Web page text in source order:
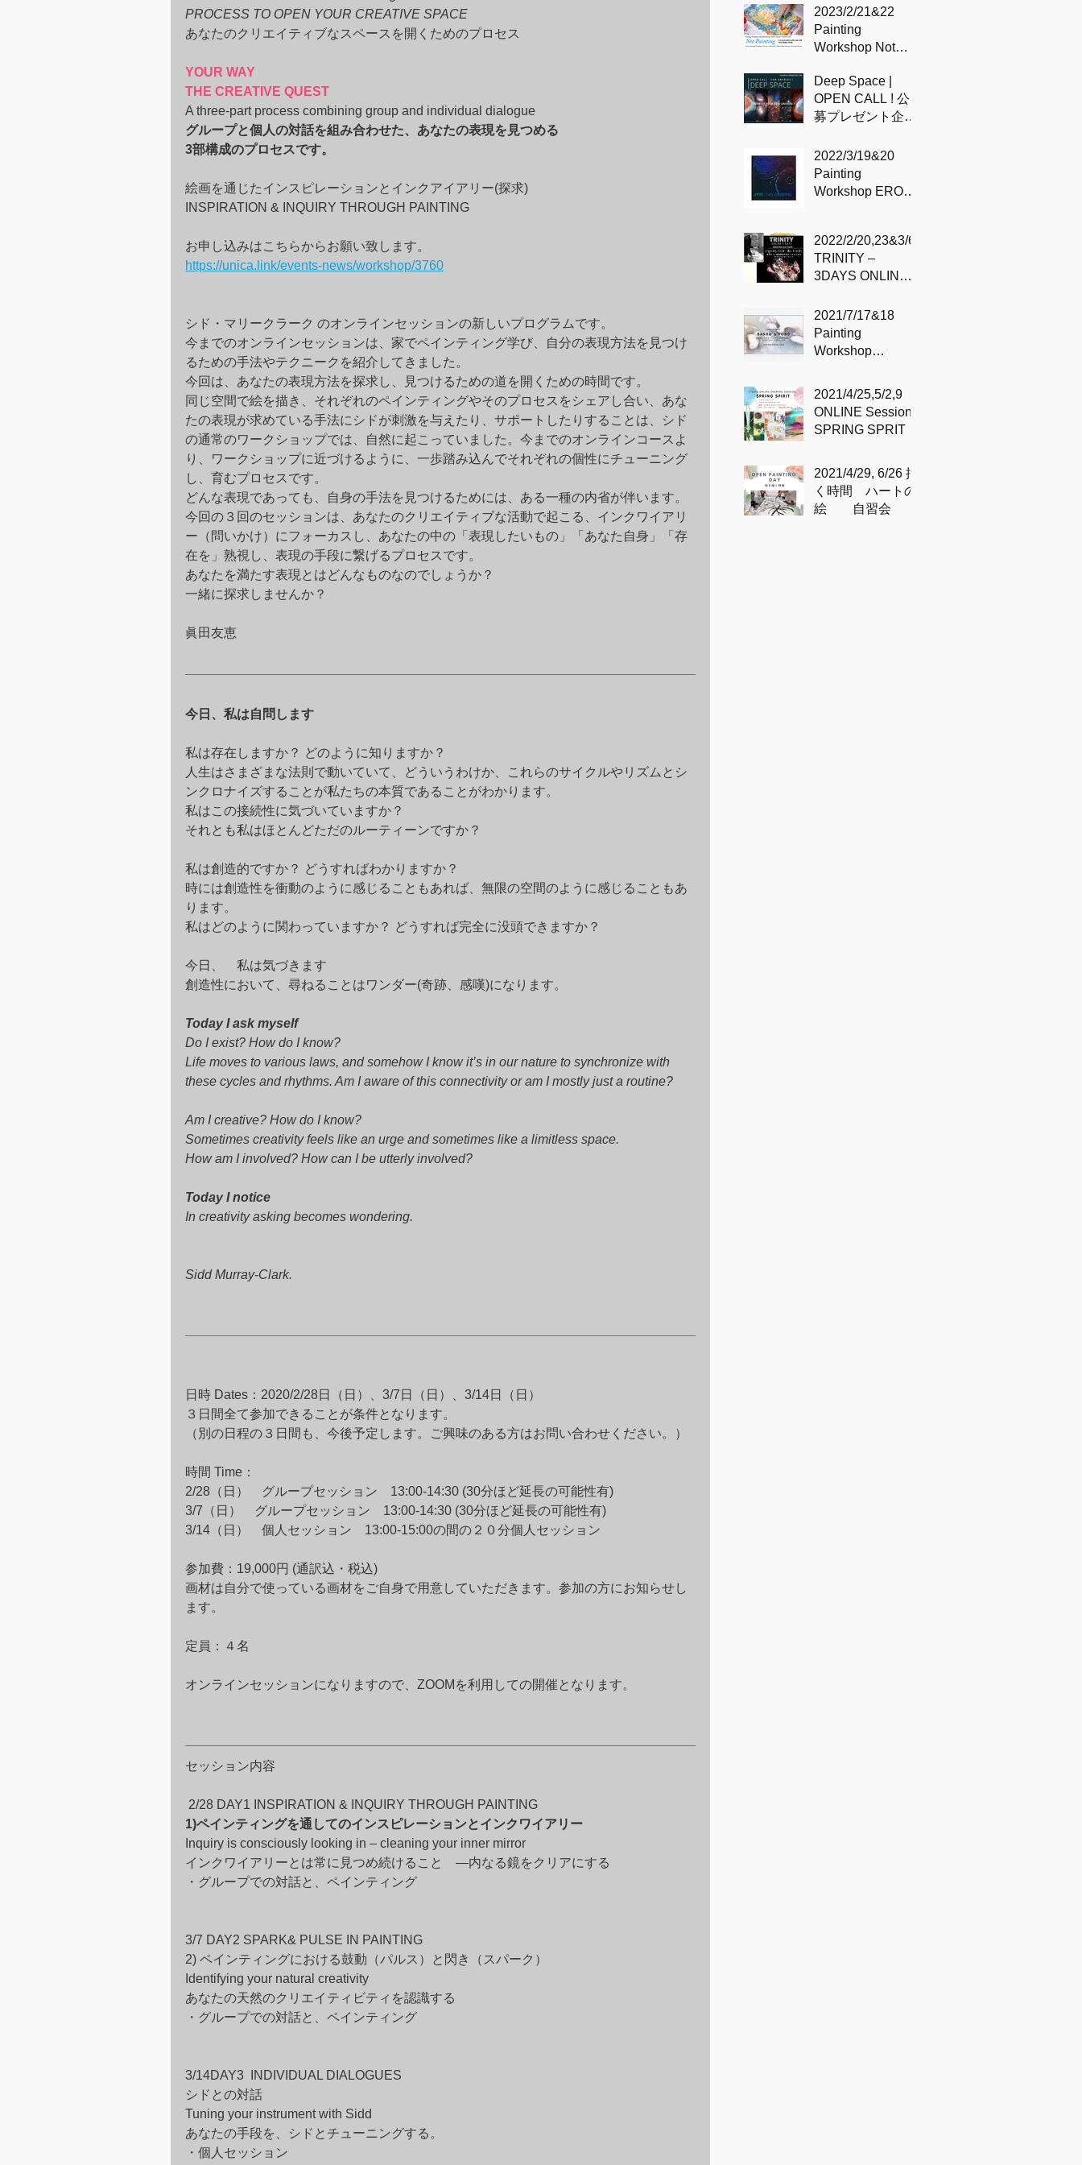
PROCESS TO OPEN YOUR CREATIVE SPACE
あなたのクリエイティブなスペースを開くためのプロセス
YOUR WAY
THE CREATIVE QUEST
A three-part process combining group and individual dialogue
グループと個人の対話を組み合わせた、あなたの表現を見つめる
3部構成のプロセスです。
絵画を通じたインスピレーションとインクアイアリー(探求)
INSPIRATION & INQUIRY THROUGH PAINTING
お申し込みはこちらからお願い致します。
https://unica.link/events-news/workshop/3760
シド・マリークラーク のオンラインセッションの新しいプログラムです。
今までのオンラインセッションは、家でペインティング学び、自分の表現方法を見つけ
るための手法やテクニークを紹介してきました。
今回は、あなたの表現方法を探求し、見つけるための道を開くための時間です。
同じ空間で絵を描き、それぞれのペインティングやそのプロセスをシェアし合い、あな
たの表現が求めている手法にシドが刺激を与えたり、サポートしたりすることは、シド
の通常のワークショップでは、自然に起こっていました。今までのオンラインコースよ
り、ワークショップに近づけるように、一歩踏み込んでそれぞれの個性にチューニング
し、育むプロセスです。
どんな表現であっても、自身の手法を見つけるためには、ある一種の内省が伴います。
今回の３回のセッションは、あなたのクリエイティブな活動で起こる、インクワイアリ
ー（問いかけ）にフォーカスし、あなたの中の「表現したいもの」「あなた自身」「存
在を」熟視し、表現の手段に繋げるプロセスです。
あなたを満たす表現とはどんなものなのでしょうか？
一緒に探求しませんか？
眞田友恵
今日、私は自問します
私は存在しますか？ どのように知りますか？
人生はさまざまな法則で動いていて、どういうわけか、これらのサイクルやリズムとシ
ンクロナイズすることが私たちの本質であることがわかります。
私はこの接続性に気づいていますか？
それとも私はほとんどただのルーティーンですか？
私は創造的ですか？ どうすればわかりますか？
時には創造性を衝動のように感じることもあれば、無限の空間のように感じることもあ
ります。
私はどのように関わっていますか？ どうすれば完全に没頭できますか？
今日、　私は気づきます
創造性において、尋ねることはワンダー(奇跡、感嘆)になります。
Today I ask myself
Do I exist? How do I know?
Life moves to various laws, and somehow I know it’s in our nature to synchronize with
these cycles and rhythms. Am I aware of this connectivity or am I mostly just a routine?
Am I creative? How do I know?
Sometimes creativity feels like an urge and sometimes like a limitless space.
How am I involved? How can I be utterly involved?
Today I notice
In creativity asking becomes wondering.
Sidd Murray-Clark.
日時 Dates：2020/2/28日（日）、3/7日（日）、3/14日（日）
３日間全て参加できることが条件となります。
（別の日程の３日間も、今後予定します。ご興味のある方はお問い合わせください。）
時間 Time：
2/28（日）　グループセッション　13:00-14:30 (30分ほど延長の可能性有)
3/7（日）　グループセッション　13:00-14:30 (30分ほど延長の可能性有)
3/14（日）　個人セッション　13:00-15:00の間の２０分個人セッション
参加費：19,000円 (通訳込・税込)
画材は自分で使っている画材をご自身で用意していただきます。参加の方にお知らせし
ます。
定員：４名
オンラインセッションになりますので、ZOOMを利用しての開催となります。
セッション内容️
2/28 DAY1 INSPIRATION & INQUIRY THROUGH PAINTING
1)ペインティングを通してのインスピレーションとインクワイアリー
Inquiry is consciously looking in – cleaning your inner mirror
インクワイアリーとは常に見つめ続けること　—内なる鏡をクリアにする
・グループでの対話と、ペインティング
3/7 DAY2 SPARK& PULSE IN PAINTING
2) ペインティングにおける鼓動（パルス）と閃き（スパーク）
Identifying your natural creativity
あなたの天然のクリエイティビティを認識する
・グループでの対話と、ペインティング
3/14DAY3  INDIVIDUAL DIALOGUES
シドとの対話
Tuning your instrument with Sidd
あなたの手段を、シドとチューニングする。
・個人セッション
のプロセス
2023/2/21&22
Painting
Workshop Not
Sidd
Deep Space |
OPEN CALL ! 公
募プレゼント企
2022/3/19&20
Painting
Workshop EROS /
2022/2/20,23&3/6
TRINITY –
3DAYS ONLINE
Sidd
2021/7/17&18
Painting
Workshop
DEPTH
'BASHO’S POND
'– 芭蕉の池 – with
2021/4/25,5/2,9
ONLINE Sessions
SPRING SPRIT
2021/4/29, 6/26 描
く時間 ハートの
絵 自習会